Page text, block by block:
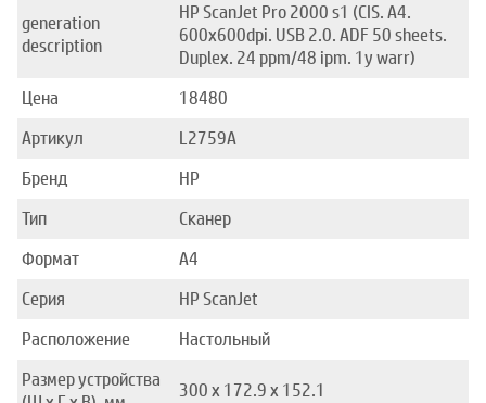
generation
description
HP ScanJet Pro 2000 s1 (CIS. A4.
600x600dpi. USB 2.0. ADF 50 sheets.
Duplex. 24 ppm/48 ipm. 1y warr)
Цена
18480
Артикул
L2759A
Бренд
HP
Тип
Сканер
Формат
A4
Серия
HP ScanJet
Расположение
Настольный
Размер устройства
300 x 172.9 x 152.1